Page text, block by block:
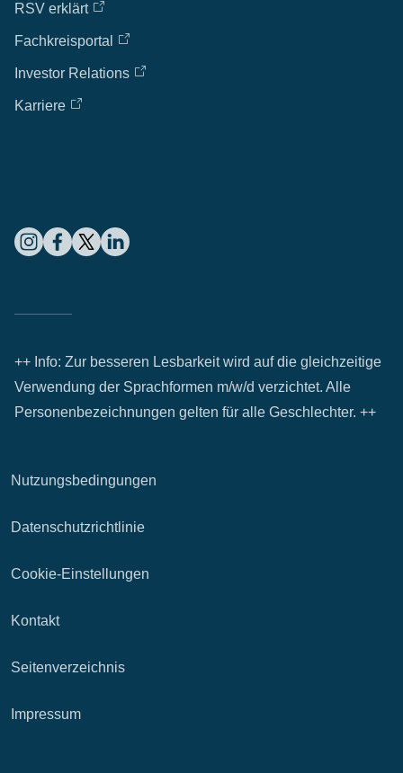
RSV erklärt
Fachkreisportal
Investor Relations
Karriere
++ Info: Zur besseren Lesbarkeit wird auf die gleichzeitige
Verwendung der Sprachformen m/w/d verzichtet. Alle
Personenbezeichnungen gelten für alle Geschlechter. ++
Nutzungsbedingungen
Datenschutzrichtlinie
Cookie-Einstellungen
Kontakt
Seitenverzeichnis
Impressum